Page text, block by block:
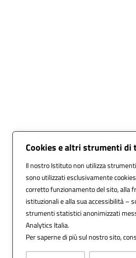
Cookies e altri strumenti di
Il nostro Istituto non utilizza
sono utilizzati esclusivamente
corretto funzionamento del sito, alla
istituzionali e alla sua accessibilità –
strumenti statistici anonimizzati
Analytics Italia.
Per saperne di più sul nostro sito,